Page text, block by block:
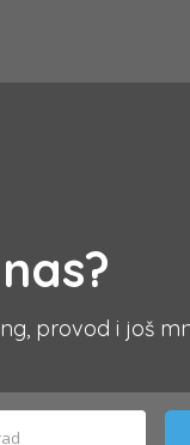
provod i još